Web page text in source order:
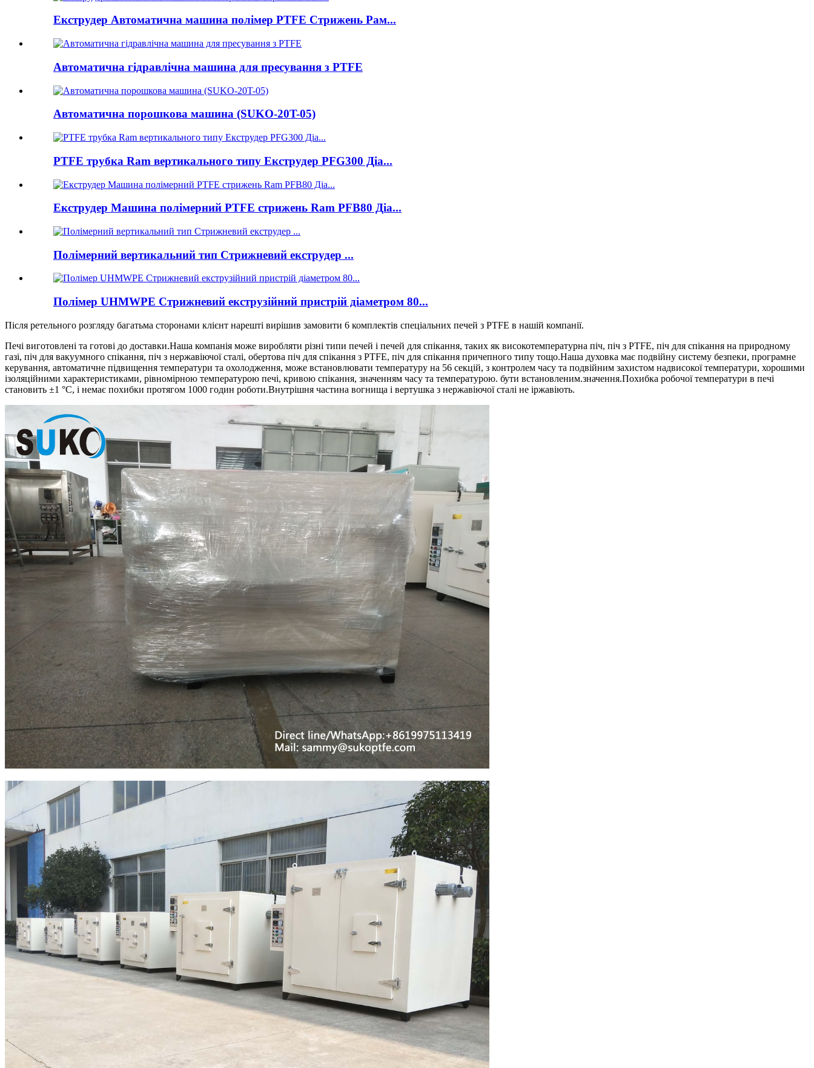
Екструдер Автоматична машина полімер PTFE Стрижень Рам...
Автоматична гідравлічна машина для пресування з PTFE
Автоматична порошкова машина (SUKO-20T-05)
PTFE трубка Ram вертикального типу Екструдер PFG300 Діа...
Екструдер Машина полімерний PTFE стрижень Ram PFB80 Діа...
Полімерний вертикальний тип Стрижневий екструдер ...
Полімер UHMWPE Стрижневий екструзійний пристрій діаметром 80...
Після ретельного розгляду багатьма сторонами клієнт нарешті вирішив замовити 6 комплектів спеціальних печей з PTFE в нашій компанії.
Печі виготовлені та готові до доставки.Наша компанія може виробляти різні типи печей і печей для спікання, таких як високотемпературна піч, піч з PTFE, піч для спікання на природному
газі, піч для вакуумного спікання, піч з нержавіючої сталі, обертова піч для спікання з PTFE, піч для спікання причепного типу тощо.Наша духовка має подвійну систему безпеки, програмне
керування, автоматичне підвищення температури та охолодження, може встановлювати температуру на 56 секцій, з контролем часу та подвійним захистом надвисокої температури, хорошими
ізоляційними характеристиками, рівномірною температурою печі, кривою спікання, значенням часу та температурою. бути встановленим.значення.Похибка робочої температури в печі
становить ±1 °C, і немає похибки протягом 1000 годин роботи.Внутрішня частина вогнища і вертушка з нержавіючої сталі не іржавіють.